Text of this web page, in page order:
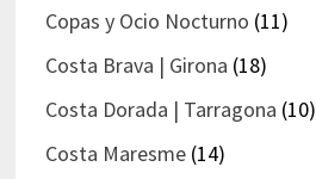
Copas y Ocio Nocturno (11)
Costa Brava | Girona (18)
Costa Dorada | Tarragona (10)
Costa Maresme(14)